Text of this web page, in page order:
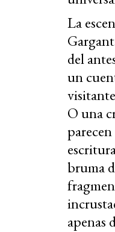
La
del
un
O una
bruma
apenas